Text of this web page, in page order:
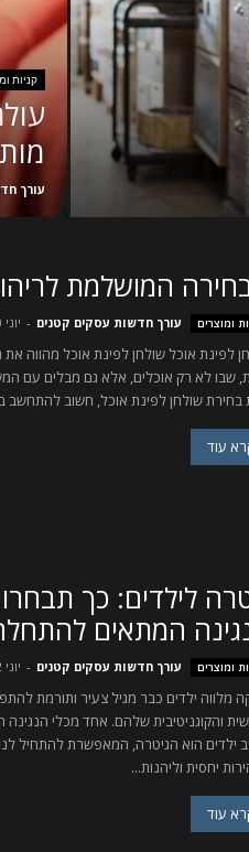
קניות
עורך
המושלמת
ומוצרים עורך חדשות עסקים קטנים - יוני 10, 2026
לפינת אוכל שולחן לפינת אוכל מהווה
שבו לא רק אוכלים, אלא גם מבלים עם
שולחן לפינת אוכל, חשוב להתחשב
עוד
לילדים: כך
המתאים
ומוצרים עורך חדשות עסקים קטנים - יוני 2, 2026
מלווה ילדים כבר מגיל צעיר ותורמת
והקוגניטיבית שלהם. אחד מכלי הנגינה
ילדים הוא הגיטרה, המאפשרת להתחיל
יחסית וליהנות...
עוד